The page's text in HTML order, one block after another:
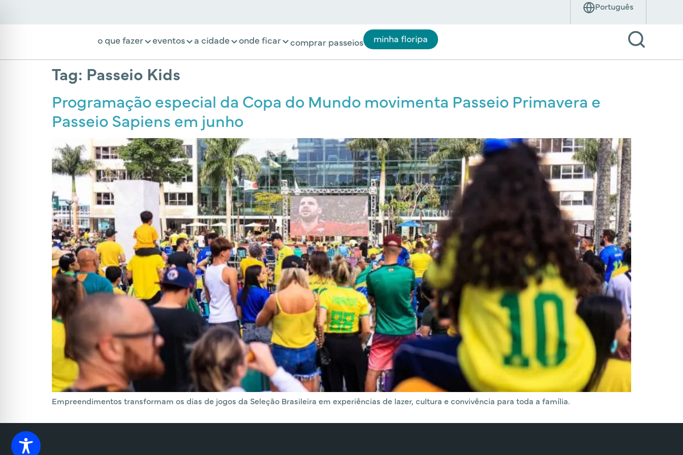
o que fazer eventos a cidade onde ficar comprar passeios minha floripa
Tag: Passeio Kids
Programação especial da Copa do Mundo movimenta Passeio Primavera e
Passeio Sapiens em junho
Empreendimentos transformam os dias de jogos da Seleção Brasileira em experiências de lazer, cultura e convivência para toda a família.